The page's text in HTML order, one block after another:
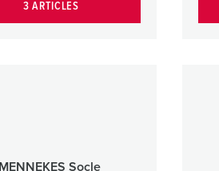
3 ARTICLES